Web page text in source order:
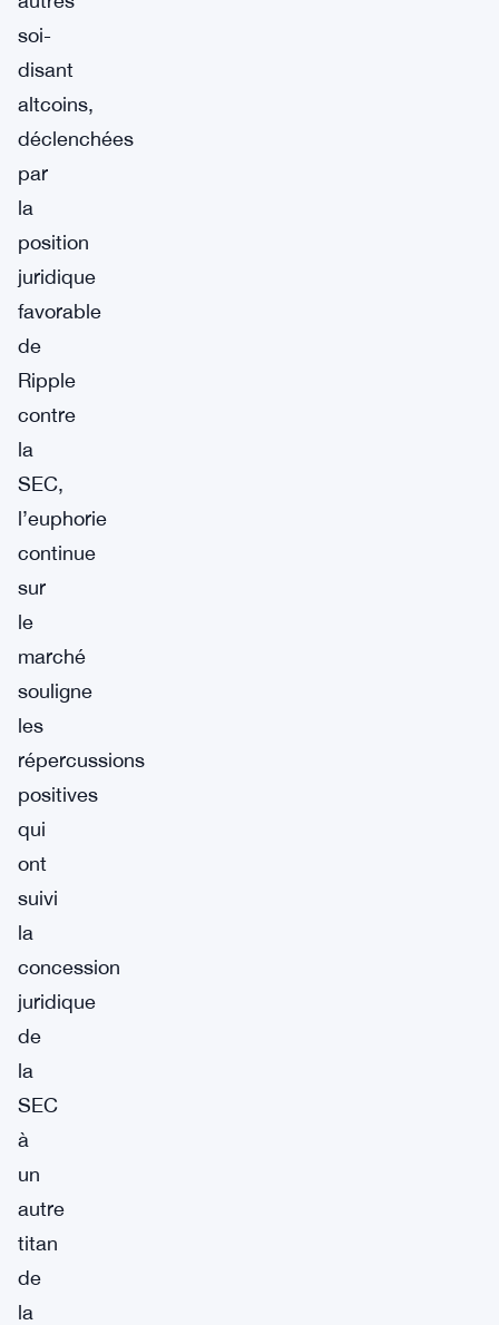
soi-
disant
altcoins,
déclenchées
par
la
position
juridique
favorable
de
Ripple
contre
la
SEC,
l’euphorie
continue
sur
le
marché
souligne
les
répercussions
positives
qui
ont
suivi
la
concession
juridique
de
la
SEC
à
un
autre
titan
de
la